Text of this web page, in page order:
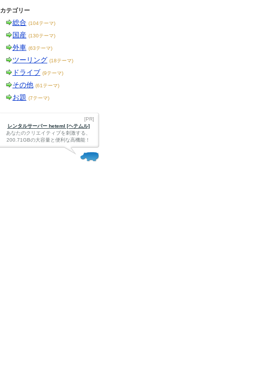
カテゴリー
総合 (104テーマ)
国産 (130テーマ)
外車 (63テーマ)
ツーリング (18テーマ)
ドライブ (9テーマ)
その他 (61テーマ)
お題 (7テーマ)
[PR]
レンタルサーバー heteml [ヘテムル]
あなたのクリエイティブを刺激する、
200.71GBの大容量と便利な高機能！